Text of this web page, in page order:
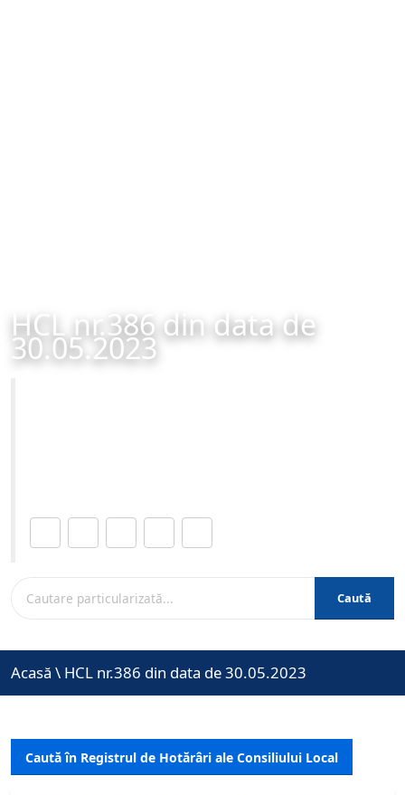
HCL nr.386 din data de
30.05.2023
Caută
Acasă \ HCL nr.386 din data de 30.05.2023
Caută în Registrul de Hotărâri ale Consiliului Local